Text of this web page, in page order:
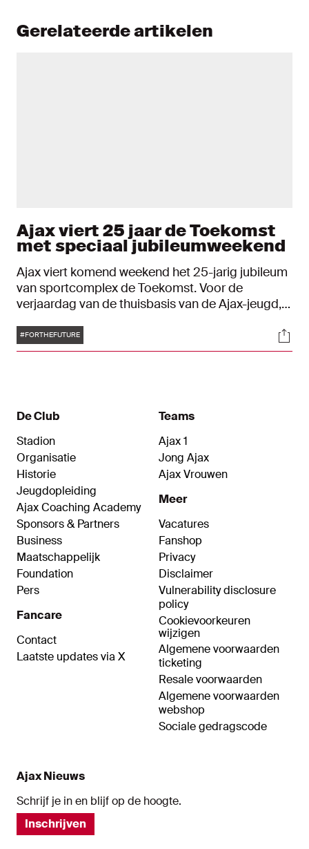
Gerelateerde artikelen
Ajax viert 25 jaar de Toekomst
met speciaal jubileumweekend
Ajax viert komend weekend het 25-jarig jubileum
van sportcomplex de Toekomst. Voor de
verjaardag van de thuisbasis van de Ajax-jeugd,
Ajax 1 is een speciaal feestprogramma
samengesteld. Het jubileumweekend is voor
Tags
#FORTHEFUTURE
De Club
Stadion
Organisatie
Historie
Jeugdopleiding
Ajax Coaching Academy
Sponsors & Partners
Business
Maatschappelijk
Foundation
Pers
Fancare
Contact
Laatste updates via X
Teams
Ajax 1
Jong Ajax
Ajax Vrouwen
Meer
Vacatures
Fanshop
Privacy
Disclaimer
Vulnerability disclosure
policy
Cookievoorkeuren
wijzigen
Algemene voorwaarden
ticketing
Resale voorwaarden
Algemene voorwaarden
webshop
Sociale gedragscode
Ajax Nieuws
Schrijf je in en blijf op de hoogte.
Inschrijven